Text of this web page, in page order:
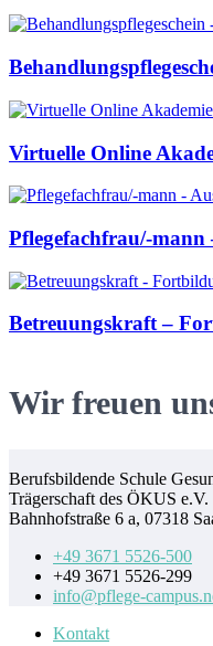
Virtuelle Online
Pflegefachfrau/-mann
Betreuungskraft –
Wir freuen
Berufsbildende Schule
Trägerschaft des ÖKUS e.V.
Bahnhofstraße 6 a, 07318
+49 3671 5526-500
+49 3671 5526-299
info@pflege-
Kontakt